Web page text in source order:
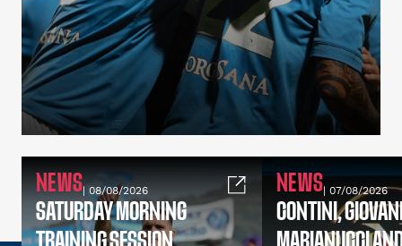
NEWS| 08/08/2026
SATURDAY MORNING
NEWS| 07/08/2026
CONTINI,